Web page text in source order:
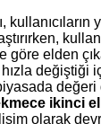
göre elden
değiştiği
değeri
ikinci
olarak